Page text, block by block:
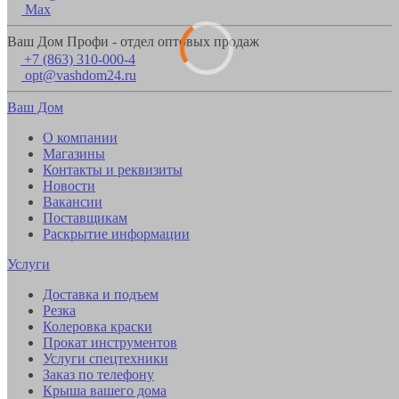
Max
Ваш Дом Профи - отдел оптовых продаж
+7 (863) 310-000-4
opt@vashdom24.ru
Ваш Дом
О компании
Магазины
Контакты и реквизиты
Новости
Вакансии
Поставщикам
Раскрытие информации
Услуги
Доставка и подъем
Резка
Колеровка краски
Прокат инструментов
Услуги спецтехники
Заказ по телефону
Крыша вашего дома